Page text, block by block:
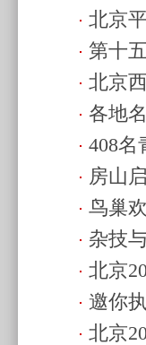
北京
鸟经济
第十
北京
方“过
各地
408名
速
房山
盛宴
鸟巢
杂技
北京
邀你
祥物
北京